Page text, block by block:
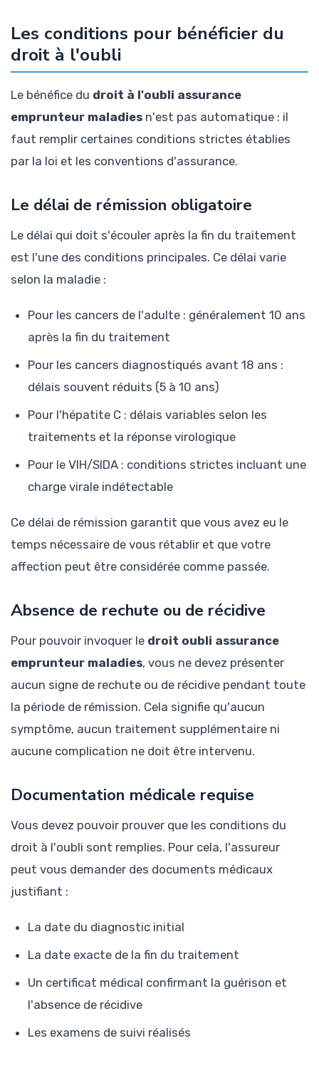
Les conditions pour bénéficier du
droit à l'oubli
Le bénéfice du droit à l'oubli assurance
emprunteur maladies n'est pas automatique : il
faut remplir certaines conditions strictes établies
par la loi et les conventions d'assurance.
Le délai de rémission obligatoire
Le délai qui doit s'écouler après la fin du traitement
est l'une des conditions principales. Ce délai varie
selon la maladie :
Pour les cancers de l'adulte : généralement 10 ans
après la fin du traitement
Pour les cancers diagnostiqués avant 18 ans :
délais souvent réduits (5 à 10 ans)
Pour l'hépatite C : délais variables selon les
traitements et la réponse virologique
Pour le VIH/SIDA : conditions strictes incluant une
charge virale indétectable
Ce délai de rémission garantit que vous avez eu le
temps nécessaire de vous rétablir et que votre
affection peut être considérée comme passée.
Absence de rechute ou de récidive
Pour pouvoir invoquer le droit oubli assurance
emprunteur maladies, vous ne devez présenter
aucun signe de rechute ou de récidive pendant toute
la période de rémission. Cela signifie qu'aucun
symptôme, aucun traitement supplémentaire ni
aucune complication ne doit être intervenu.
Documentation médicale requise
Vous devez pouvoir prouver que les conditions du
droit à l'oubli sont remplies. Pour cela, l'assureur
peut vous demander des documents médicaux
justifiant :
La date du diagnostic initial
La date exacte de la fin du traitement
Un certificat médical confirmant la guérison et
l'absence de récidive
Les examens de suivi réalisés